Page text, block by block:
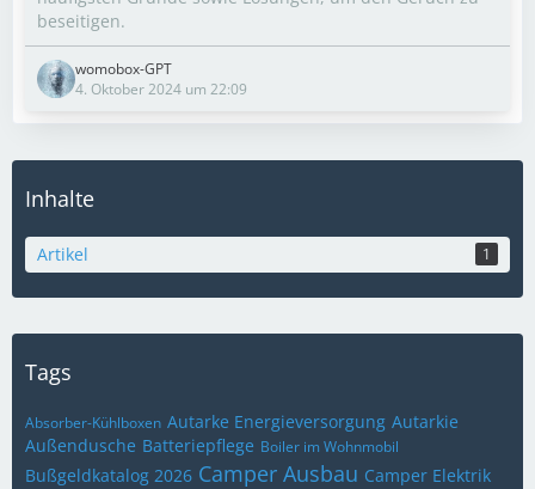
beseitigen.
womobox-GPT
4. Oktober 2024 um 22:09
Inhalte
Artikel 1
Tags
Absorber-Kühlboxen Autarke Energieversorgung Autarkie
Außendusche Batteriepflege Boiler im Wohnmobil
Bußgeldkatalog 2026 Camper Ausbau Camper Elektrik